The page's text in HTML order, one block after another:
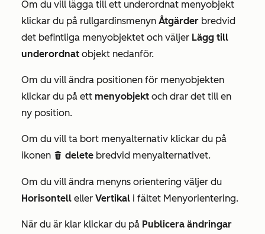
Om du vill lägga till ett underordnat menyobjekt
klickar du på rullgardinsmenyn Åtgärder bredvid
det befintliga menyobjektet och väljer Lägg till
underordnat objekt nedanför.
Om du vill ändra positionen för menyobjekten
klickar du på ett menyobjekt och drar det till en
ny position.
Om du vill ta bort menyalternativ klickar du på
ikonen delete delete bredvid menyalternativet.
Om du vill ändra menyns orientering väljer du
Horisontell eller Vertikal i fältet Menyorientering.
När du är klar klickar du på Publicera ändringar